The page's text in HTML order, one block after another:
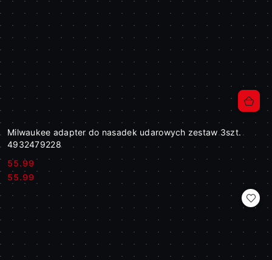
Milwaukee adapter do nasadek udarowych zestaw 3szt.
4932479228
Cena:
55.99
Cena:
55.99